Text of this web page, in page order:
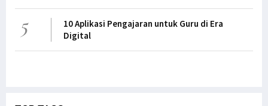
5
10 Aplikasi Pengajaran untuk Guru di Era
Digital